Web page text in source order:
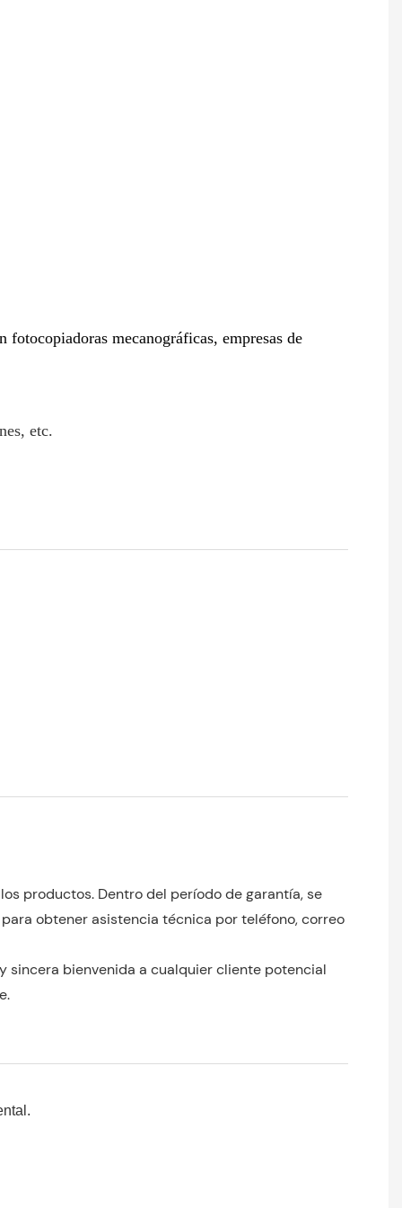
mecanográficas, empresas de
etc.
productos. Dentro del período de garantía, se
obtener asistencia técnica por teléfono, correo
sincera bienvenida a cualquier cliente potencial